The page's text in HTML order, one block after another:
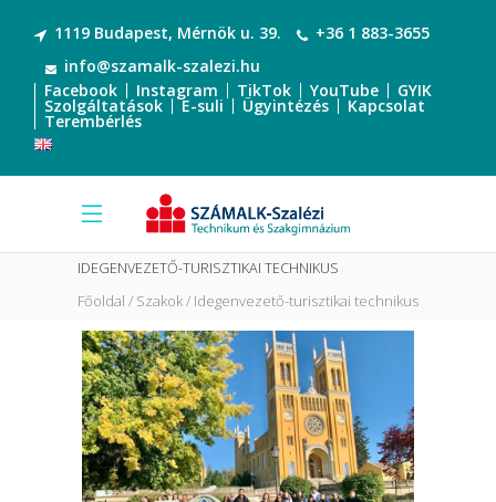
1119 Budapest, Mérnök u. 39.
+36 1 883-3655
info@szamalk-szalezi.hu
Facebook
Instagram TikTok YouTube GYIK
Szolgáltatások E-suli Ügyintézés Kapcsolat
Terembérlés
IDEGENVEZETŐ-TURISZTIKAI TECHNIKUS
Főoldal Szakok Idegenvezető-turisztikai technikus